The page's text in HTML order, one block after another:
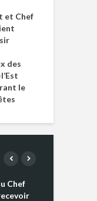
et Chef
des
le
Chef